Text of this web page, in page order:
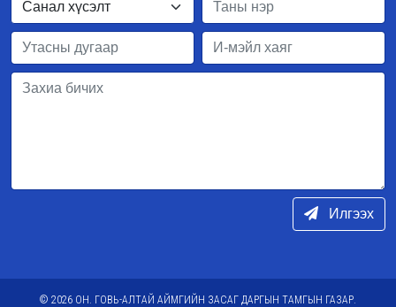
Илгээх
© 2026 ОН. ГОВЬ-АЛТАЙ АЙМГИЙН ЗАСАГ ДАРГЫН ТАМГЫН ГАЗАР.